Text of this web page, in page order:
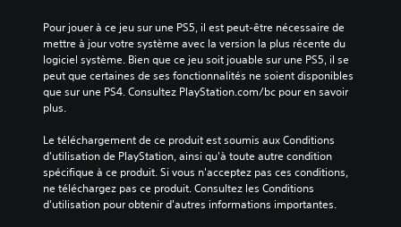
Pour jouer à ce jeu sur une PS5, il est peut-être nécessaire de
mettre à jour votre système avec la version la plus récente du
logiciel système. Bien que ce jeu soit jouable sur une PS5, il se
peut que certaines de ses fonctionnalités ne soient disponibles
que sur une PS4. Consultez PlayStation.com/bc pour en savoir
plus.
Le téléchargement de ce produit est soumis aux Conditions
d'utilisation de PlayStation, ainsi qu'à toute autre condition
spécifique à ce produit. Si vous n'acceptez pas ces conditions,
ne téléchargez pas ce produit. Consultez les Conditions
d'utilisation pour obtenir d'autres informations importantes.